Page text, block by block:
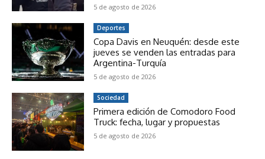
5 de agosto de 2026
Deportes
Copa Davis en Neuquén: desde este
jueves se venden las entradas para
Argentina-Turquía
5 de agosto de 2026
Sociedad
Primera edición de Comodoro Food
Truck: fecha, lugar y propuestas
5 de agosto de 2026